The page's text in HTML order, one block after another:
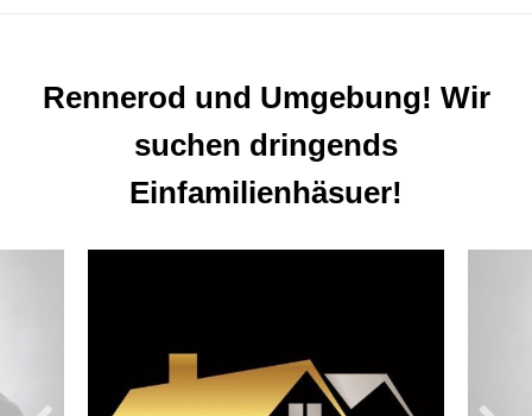
Rennerod und Umgebung! Wir
suchen dringends
Einfamilienhäsuer!